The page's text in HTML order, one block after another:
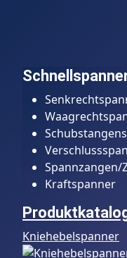
Spannzangen/
Kraftspanner
Kniehebelspanner